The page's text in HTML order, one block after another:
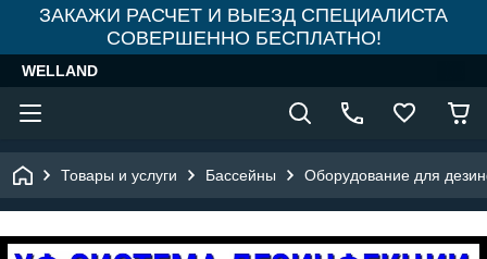
ЗАКАЖИ РАСЧЕТ И ВЫЕЗД СПЕЦИАЛИСТА
СОВЕРШЕННО БЕСПЛАТНО!
WELLAND
Товары и услуги Бассейны Оборудование для